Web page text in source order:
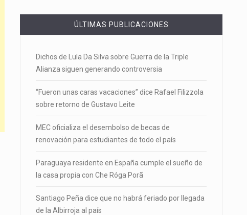
ÚLTIMAS PUBLICACIONES
Dichos de Lula Da Silva sobre Guerra de la Triple
Alianza siguen generando controversia
“Fueron unas caras vacaciones” dice Rafael Filizzola
sobre retorno de Gustavo Leite
MEC oficializa el desembolso de becas de
renovación para estudiantes de todo el país
Paraguaya residente en España cumple el sueño de
la casa propia con Che Róga Porã
Santiago Peña dice que no habrá feriado por llegada
de la Albirroja al país